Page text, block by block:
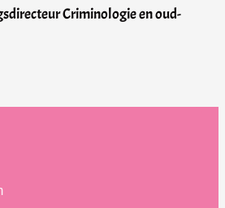
Criminologie en oud-